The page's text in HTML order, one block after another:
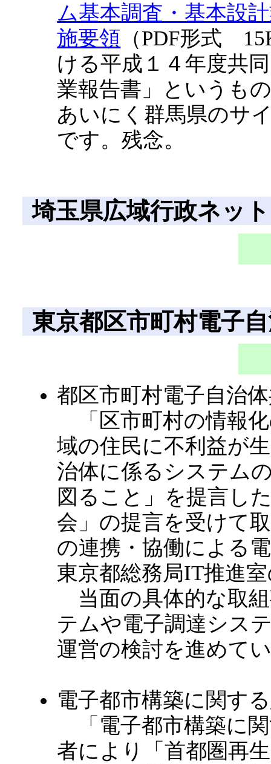
ム基本調査・基本設
施要領 （PDF形式
ける平成１４年度共
業報告書」というも
あいにく群馬県のサ
です。残念。
埼玉県広域行政ネッ
東京都区市町村電子
都区市町村電子自治
「区市町村の情報
域の住民に不利益が
治体に係るシステム
図ること」を提言し
会」の提言を受けて
の連携・協働による
東京都総務局IT推進
当面の具体的な取
テムや電子調達シス
運営の検討を進めて
電子都市構築に関す
「電子都市構築に
者により「首都圏再